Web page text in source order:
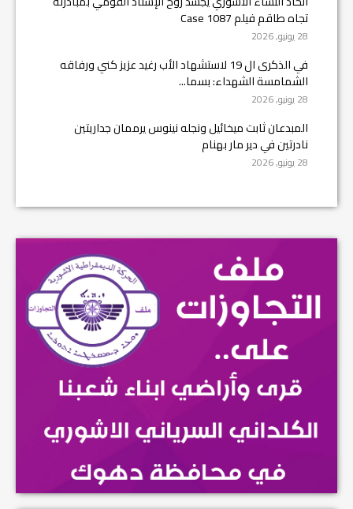
تجاه طاقم فيلم Case 1087
28 يونيو, 2026
في الذكرى ال 19 لاستشهاد الأب رغيد عزيز كني ورفاقه
الشمامسة الشهداء: بسما...
28 يونيو, 2026
المبدعان ثابت ميخائيل ونجله نينوس يرممان جداريتين
نادرتين في دير مار بهنام
28 يونيو, 2026